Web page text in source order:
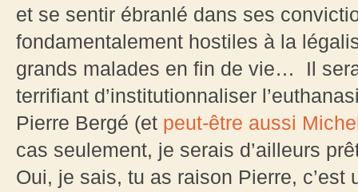
et se sentir ébranlé dans ses
fondamentalement hostiles à la
grands malades en fin de vie… Il
terrifiant d’institutionnaliser
Pierre Bergé (et peut-être aussi
cas seulement, je serais d’ailleurs
Oui, je sais, tu as raison Pierre,